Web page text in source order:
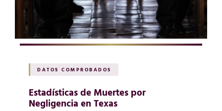
DATOS COMPROBADOS
Estadísticas de Muertes por
Negligencia en Texas